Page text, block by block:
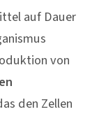
„verloren“
wieder
anaerob, d.
können
eines